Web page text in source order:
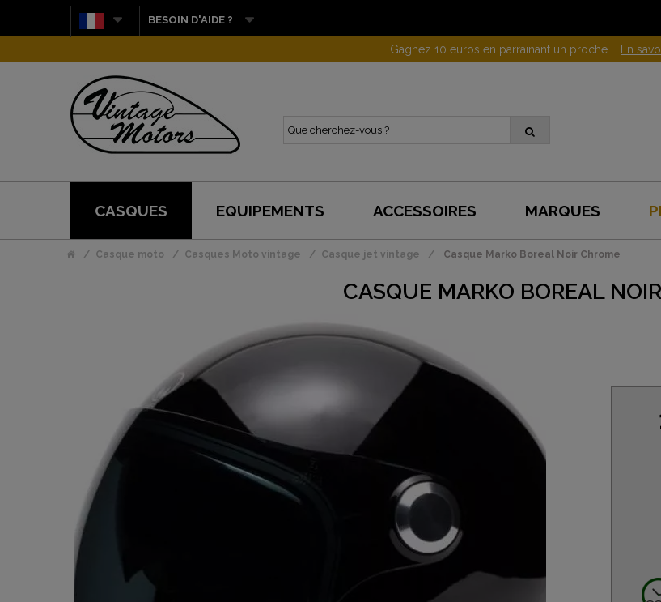
BESOIN D'AIDE ?
Gagnez 10 euros en parrainant un proche ! En
CASQUES EQUIPEMENTS ACCESSOIRES MARQUES
Casque moto Casques Moto vintage Casque jet vintage Casque Marko Boreal Noir Chrome
CASQUE MARKO BOREAL